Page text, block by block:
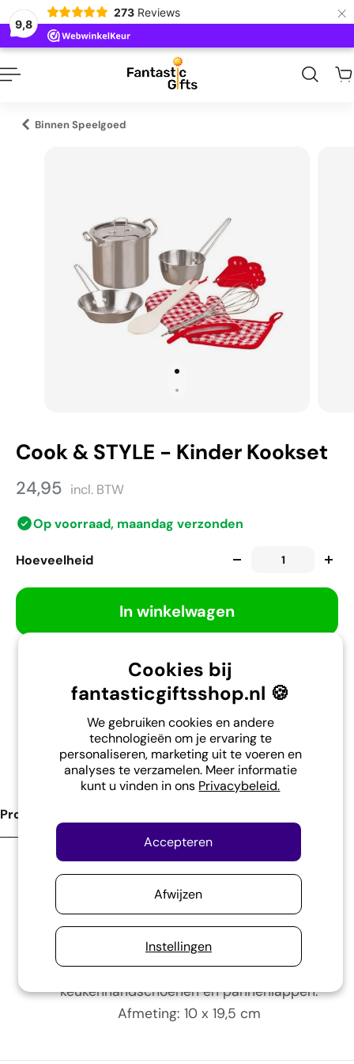
9,8
273 Reviews ×
Cookies bij
fantasticgiftsshop.nl 🍪
We gebruiken cookies en andere
technologieën om je ervaring te
personaliseren, marketing uit te voeren en
analyses te verzamelen. Meer informatie
kunt u vinden in ons Privacybeleid.
Instellingen
Accepteren
Afwijzen
inhoud
Binnen Speelgoed
Cook & STYLE - Kinder Kookset
24,95 incl. BTW
Op voorraad, maandag verzonden
Hoeveelheid
In winkelwagen
Gratis verzending vanaf 35,-
Omruilen of retour binnen 30 dagen.
Steun onze school in Indonesië.
Product Omschrijving
Hoe leuk is het als je echt kunt koken?
Nou dat kan met deze kinder kookset
bestaande uit 13 delen.
De kookset bestaat uit echte RVS pannetjes,
garde, kunststof maatlepels, houten lepels,
keukenhandschoenen en pannenlappen.
Afmeting: 10 x 19,5 cm